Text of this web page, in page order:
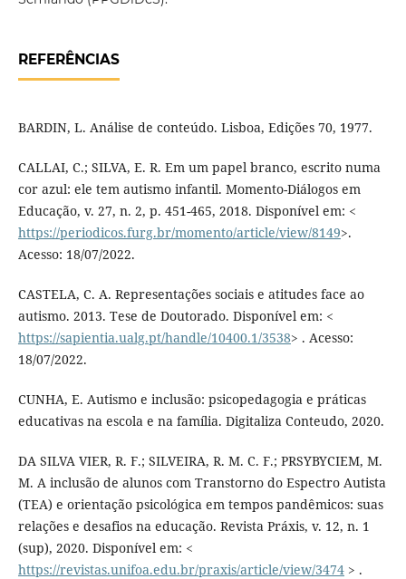
REFERÊNCIAS
BARDIN, L. Análise de conteúdo. Lisboa, Edições 70, 1977.
CALLAI, C.; SILVA, E. R. Em um papel branco, escrito numa
cor azul: ele tem autismo infantil. Momento-Diálogos em
Educação, v. 27, n. 2, p. 451-465, 2018. Disponível em: <
https://periodicos.furg.br/momento/article/view/8149>.
Acesso: 18/07/2022.
CASTELA, C. A. Representações sociais e atitudes face ao
autismo. 2013. Tese de Doutorado. Disponível em: <
https://sapientia.ualg.pt/handle/10400.1/3538> . Acesso:
18/07/2022.
CUNHA, E. Autismo e inclusão: psicopedagogia e práticas
educativas na escola e na família. Digitaliza Conteudo, 2020.
DA SILVA VIER, R. F.; SILVEIRA, R. M. C. F.; PRSYBYCIEM, M.
M. A inclusão de alunos com Transtorno do Espectro Autista
(TEA) e orientação psicológica em tempos pandêmicos: suas
relações e desafios na educação. Revista Práxis, v. 12, n. 1
(sup), 2020. Disponível em: <
https://revistas.unifoa.edu.br/praxis/article/view/3474> .